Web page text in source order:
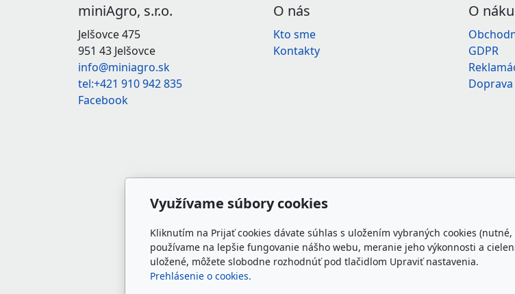
miniAgro, s.r.o.
Jelšovce 475
951 43 Jelšovce
info@miniagro.sk
tel:+421 910 942 835
Facebook
O nás
Kto sme
Kontakty
O
GDPR
Využívame súbory cookies
Kliknutím na Prijať cookies dávate súhlas s uložením vybraných cookies
používame na lepšie fungovanie nášho webu, meranie jeho výkonnosti a
uložené, môžete slobodne rozhodnúť pod tlačidlom Upraviť nastavenia.
Prehlásenie o cookies.